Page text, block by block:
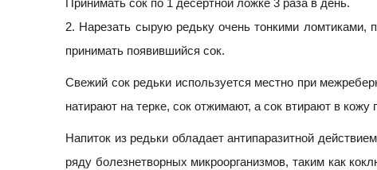
Принимать сок по 1 десертной ложке 3 раза в день.
2. Нарезать сырую редьку очень тонкими
принимать появившийся сок.
Свежий сок редьки используется местно при
натирают на терке, сок отжимают, а сок втирают в кожу
Напиток из редьки обладает антипаразитной
ряду болезнетворных микроорганизмов, таким как